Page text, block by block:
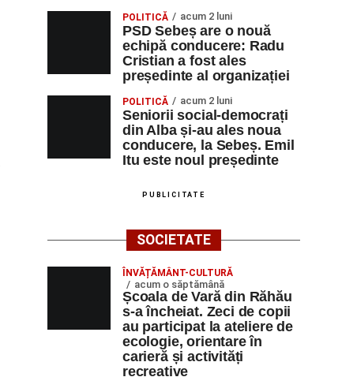
POLITICĂ acum 2 luni
PSD Sebeș are o nouă
echipă conducere: Radu
Cristian a fost ales
președinte al organizației
POLITICĂ acum 2 luni
Seniorii social-democrați
din Alba și-au ales noua
conducere, la Sebeș. Emil
Itu este noul președinte
PUBLICITATE
SOCIETATE
ÎNVĂȚĂMÂNT-CULTURĂ
acum o săptămână
Școala de Vară din Răhău
s-a încheiat. Zeci de copii
au participat la ateliere de
ecologie, orientare în
carieră și activități
recreative